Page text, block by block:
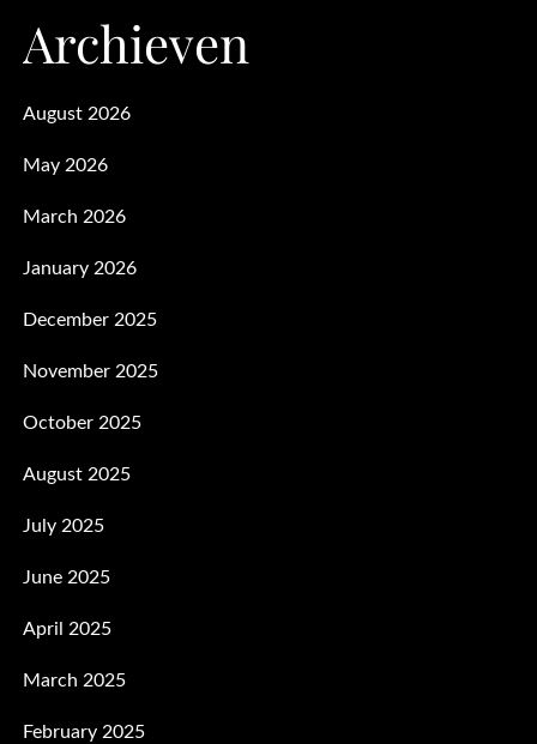
Archieven
August 2026
May 2026
March 2026
January 2026
December 2025
November 2025
October 2025
August 2025
July 2025
June 2025
April 2025
March 2025
February 2025